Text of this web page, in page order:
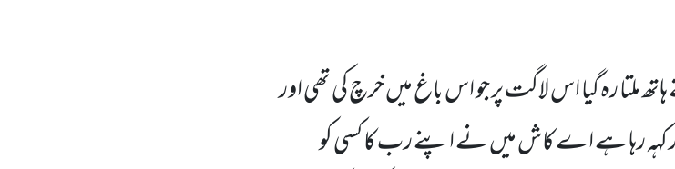
ملتا رہ گیا اس لاگت پر جو اس باغ میں خرچ کی تھی اور
کہہ رہا ہے اے کاش میں نے اپنے رب کا کسی کو